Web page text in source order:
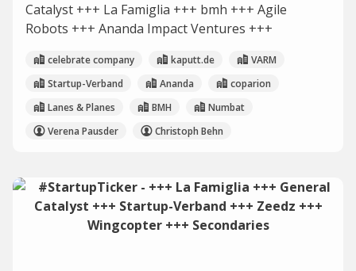
Catalyst +++ La Famiglia +++ bmh +++ Agile
Robots +++ Ananda Impact Ventures +++
celebrate company kaputt.de
VARM
Startup-Verband
Ananda
coparion
Lanes & Planes
BMH
Numbat
Verena Pausder
Christoph Behn